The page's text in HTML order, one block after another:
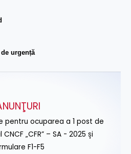
urgență
pentru ocuparea a 1 post de
„CFR” – SA - 2025 și
F1-F5